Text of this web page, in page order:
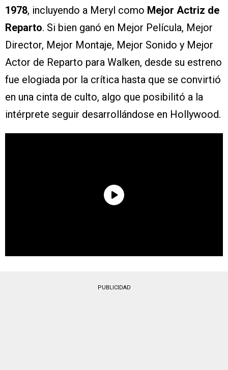
1978, incluyendo a Meryl como Mejor Actriz de
Reparto. Si bien ganó en Mejor Película, Mejor
Director, Mejor Montaje, Mejor Sonido y Mejor
Actor de Reparto para Walken, desde su estreno
fue elogiada por la crítica hasta que se convirtió
en una cinta de culto, algo que posibilitó a la
intérprete seguir desarrollándose en Hollywood.
PUBLICIDAD